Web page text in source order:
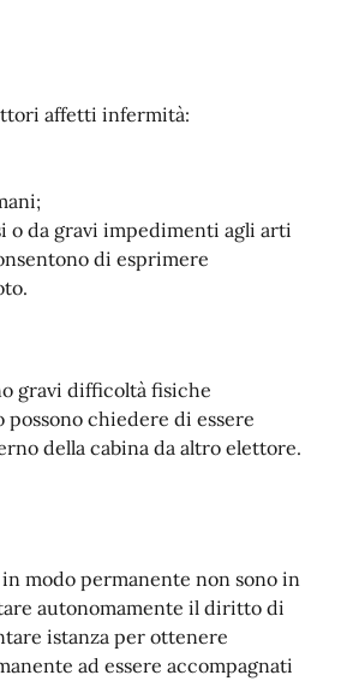
affetti infermità:
o da gravi impedimenti agli arti
di esprimere
gravi difficoltà fisiche
chiedere di essere
della cabina da altro elettore.
modo permanente non sono in
autonomamente il diritto di
istanza per ottenere
ad essere accompagnati